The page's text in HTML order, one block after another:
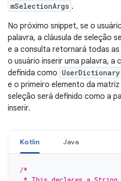
mSelectionArgs .
No próximo snippet, se o
palavra, a cláusula de seleção
e a consulta retornará todas as
o usuário inserir uma palavra, a
definida como
e o primeiro elemento da
seleção será definido como a
inserir.
Kotlin Java
/*